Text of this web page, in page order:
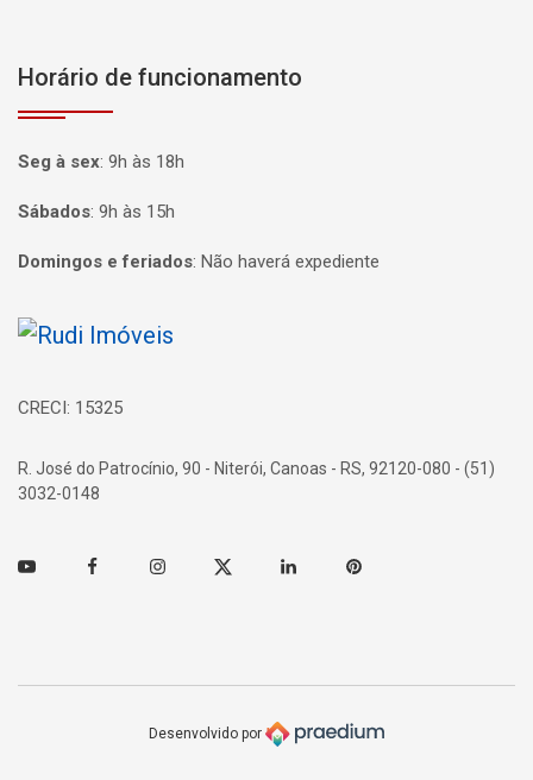
Horário de funcionamento
Seg à sex: 9h às 18h
Sábados: 9h às 15h
Domingos e feriados: Não haverá expediente
Página inicial
CRECI: 15325
R. José do Patrocínio, 90 - Niterói, Canoas - RS, 92120-080 - (51)
3032-0148
Youtube FacebookInstagramTwitter Linkedin Pinterest
Desenvolvido por